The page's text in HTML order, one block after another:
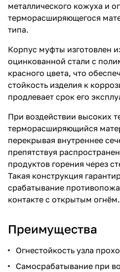
металлического кожуха и
терморасширяющегося
типа.
Корпус муфты изготовлен
оцинкованной стали с
красного цвета, что
стойкость изделия к
продлевает срок его
При воздействии высоких
терморасширяющийся
перекрывая внутреннее
препятствуя
продуктов горения через
Такая конструкция
срабатывание
контакте с открытым огнём.
Преимущества
Огнестойкость узла
Самосрабатывание при